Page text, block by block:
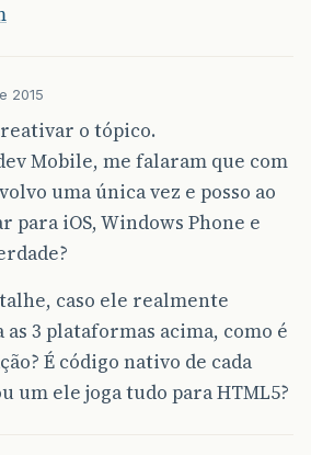
2015
o tópico.
Mobile, me falaram que com
uma única vez e posso ao
para iOS, Windows Phone e
caso ele realmente
3 plataformas acima, como é
É código nativo de cada
um ele joga tudo para HTML5?